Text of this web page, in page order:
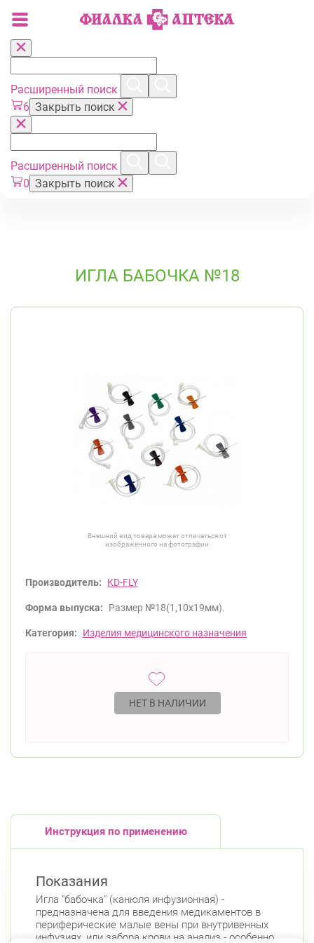
Расширенный поиск
6 Закрыть поиск
Расширенный поиск
0 Закрыть поиск
ИГЛА БАБОЧКА №18
Внешний вид товара может отличаться от
изображённого на фотографии
Производитель: KD-FLY
Форма выпуска: Размер №18(1,10x19мм).
Категория: Изделия медицинского назначения
НЕТ В НАЛИЧИИ
Инструкция по применению
Показания
Игла "бабочка" (канюля инфузионная) -
предназначена для введения медикаментов в
периферические малые вены при внутривенных
инфузиях, или забора крови на анализ - особенно